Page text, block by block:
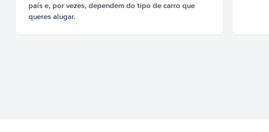
país e, por vezes, dependem do tipo de carro que
queres alugar.